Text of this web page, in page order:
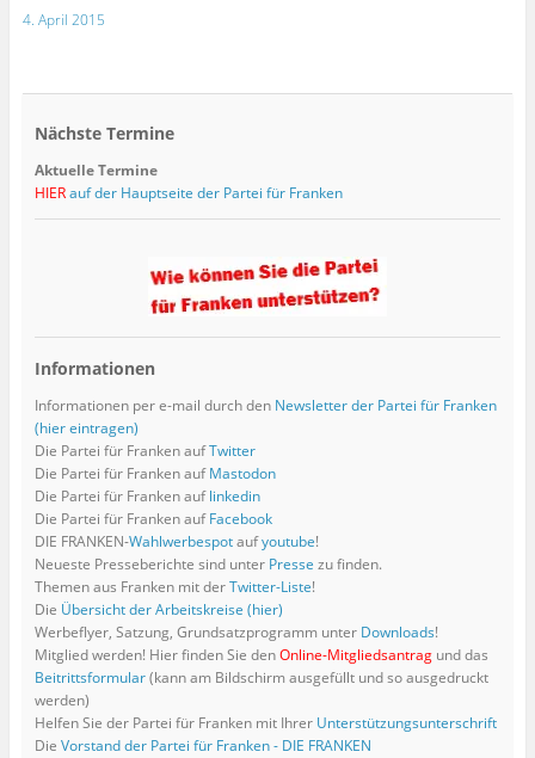
4. April 2015
Nächste Termine
Aktuelle Termine
HIERauf der Hauptseite der Partei für Franken
Informationen
Informationen per e-mail durch den Newsletter der Partei für Franken
(hier eintragen)
Die Partei für Franken aufTwitter
Die Partei für Franken aufMastodon
Die Partei für Franken auflinkedin
Die Partei für Franken aufFacebook
DIE FRANKEN-Wahlwerbespotaufyoutube!
Neueste Presseberichte sind unter Presse zu finden.
Themen aus Franken mit derTwitter-Liste!
Die Übersicht der Arbeitskreise (hier)
Werbeflyer, Satzung, Grundsatzprogramm unter Downloads!
Mitglied werden! Hier finden Sie denOnline-Mitgliedsantragund das
Beitrittsformular(kann am Bildschirm ausgefüllt und so ausgedruckt
werden)
Helfen Sie der Partei für Franken mit Ihrer Unterstützungsunterschrift
Die Vorstand der Partei für Franken - DIE FRANKEN